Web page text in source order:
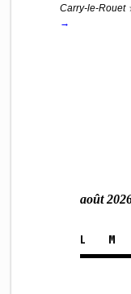
Carry-le-Rouet
→
août
L M